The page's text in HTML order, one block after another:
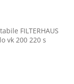
FILTERHAUS
vk 200 220 s